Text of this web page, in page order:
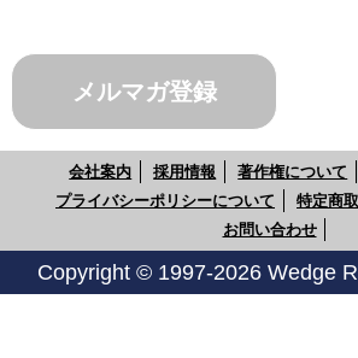
メルマガ登録
会社案内 採用情報 著作権について
プライバシーポリシーについて
特定商
お問い合わせ
Copyright © 1997-2026 Wedge